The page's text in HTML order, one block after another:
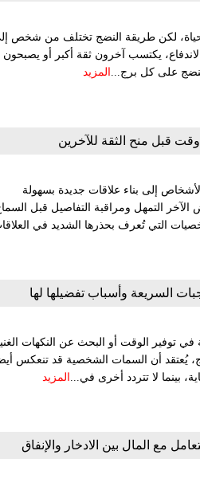
لكن طريقة النضج تختلف من شخص
يكتسب آخرون ثقة أكبر أو يصبحون
على كل برج... المزيد
وقت قبل منح الثقة للآخرين
إلى بناء علاقات جديدة بسهولة
التمهل ومراقبة التفاصيل قبل
التي تُعرف بحذرها الشديد في
السريعة وأسباب تفضيلها لها
توفير الوقت أو البحث عن النكهات
يُعتقد أن السمات الشخصية قد تنعكس
بينما لا تتردد أخرى في...
المزيد
مع المال بين الادخار والإنفاق